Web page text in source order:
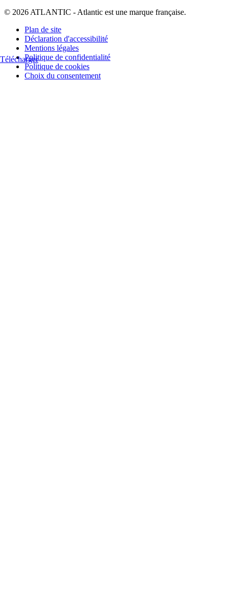
Télécharger
© 2026 ATLANTIC - Atlantic est une marque française.
Plan de site
Déclaration d'accessibilité
Mentions légales
Politique de confidentialité
Politique de cookies
Choix du consentement